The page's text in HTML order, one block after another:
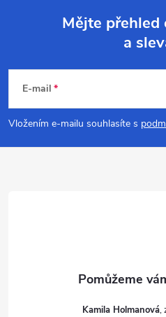
p
a
Mějte přehled
a
E-mail
Vložením e-mailu souhlasíte s
Kamila Holmanová